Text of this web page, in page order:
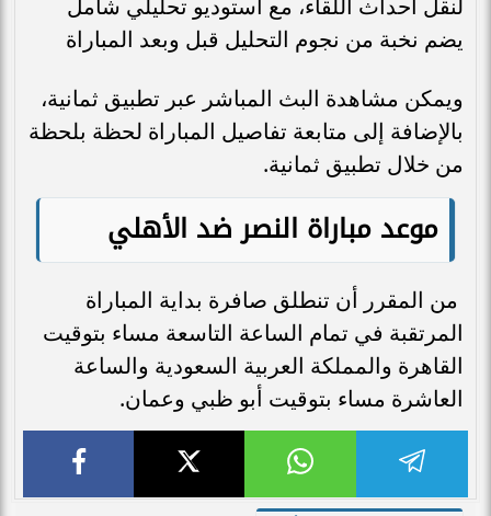
يضم نخبة من نجوم التحليل قبل وبعد المباراة
ويمكن مشاهدة البث المباشر عبر تطبيق ثمانية،
بالإضافة إلى متابعة تفاصيل المباراة لحظة بلحظة
من خلال تطبيق ثمانية.
موعد مباراة النصر ضد الأهلي
من المقرر أن تنطلق صافرة بداية المباراة
المرتقبة في تمام الساعة التاسعة مساء بتوقيت
القاهرة والمملكة العربية السعودية والساعة
العاشرة مساء بتوقيت أبو ظبي وعمان.